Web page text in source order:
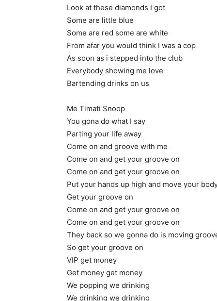
Look at these diamonds I got
Some are little blue
Some are red some are white
From afar you would think I was a cop
As soon as i stepped into the club
Everybody showing me love
Bartending drinks on us
Me Timati Snoop
You gona do what I say
Parting your life away
Come on and groove with me
Come on and get your groove on
Come on and get your groove on
Put your hands up high and move your
Get your groove on
Come on and get your groove on
Come on and get your groove on
They back so we gonna do is moving
So get your groove on
VIP get money
Get money get money
We popping we drinking
We drinking we drinking